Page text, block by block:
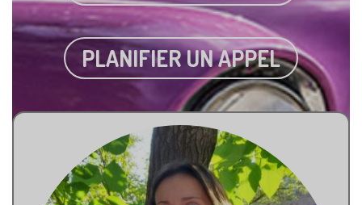
PLANIFIER UN APPEL